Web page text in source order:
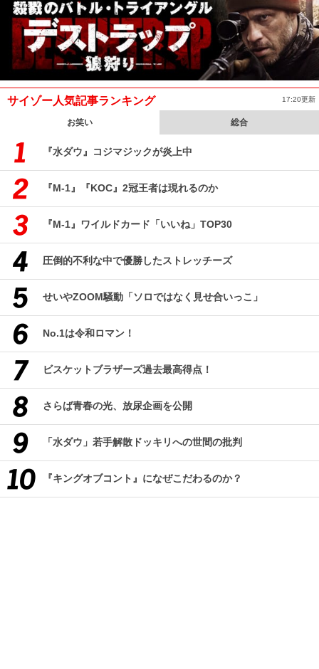
サイゾー人気記事ランキング 17:20更新
お笑い 総合
『水ダウ』コジマジックが炎上中
『M-1』『KOC』2冠王者は現れるのか
『M-1』ワイルドカード「いいね」TOP30
圧倒的不利な中で優勝したストレッチーズ
せいやZOOM騒動「ソロではなく見せ合いっこ」
No.1は令和ロマン！
ビスケットブラザーズ過去最高得点！
さらば青春の光、放尿企画を公開
「水ダウ」若手解散ドッキリへの世間の批判
『キングオブコント』になぜこだわるのか？